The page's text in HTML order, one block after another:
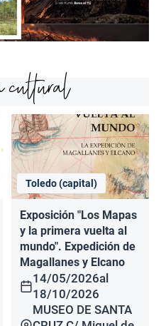
Toledo (capital)
Exposición "Los Mapas
y la primera vuelta al
mundo". Expedición de
Magallanes y Elcano
14/05/2026al
18/10/2026
MUSEO DE SANTA